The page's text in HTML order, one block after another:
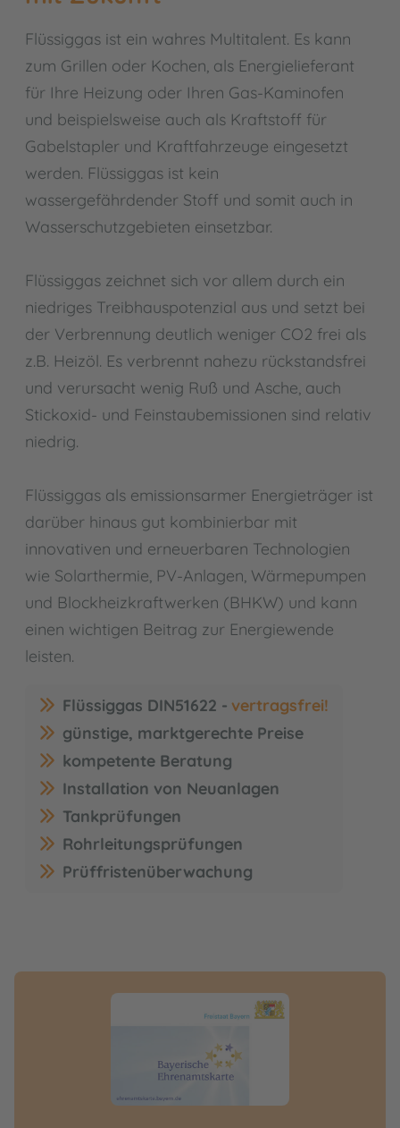
Flüssiggas ist ein wahres Multitalent. Es kann
zum Grillen oder Kochen, als Energielieferant
für Ihre Heizung oder Ihren Gas-Kaminofen
und beispielsweise auch als Kraftstoff für
Gabelstapler und Kraftfahrzeuge eingesetzt
werden. Flüssiggas ist kein
wassergefährdender Stoff und somit auch in
Wasserschutzgebieten einsetzbar.
Flüssiggas zeichnet sich vor allem durch ein
niedriges Treibhauspotenzial aus und setzt bei
der Verbrennung deutlich weniger CO2 frei als
z.B. Heizöl. Es verbrennt nahezu rückstandsfrei
und verursacht wenig Ruß und Asche, auch
Stickoxid- und Feinstaubemissionen sind relativ
niedrig.
Flüssiggas als emissionsarmer Energieträger ist
darüber hinaus gut kombinierbar mit
innovativen und erneuerbaren Technologien
wie Solarthermie, PV-Anlagen, Wärmepumpen
und Blockheizkraftwerken (BHKW) und kann
einen wichtigen Beitrag zur Energiewende
leisten.
Flüssiggas DIN51622 - vertragsfrei!
günstige, marktgerechte Preise
kompetente Beratung
Installation von Neuanlagen
Tankprüfungen
Rohrleitungsprüfungen
Prüffristenüberwachung